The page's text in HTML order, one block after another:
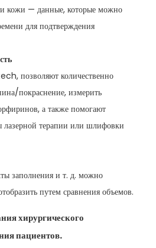
кожи — данные, которые можно
для подтверждения
позволяют количественно
покраснение, измерить
а также помогают
лазерной терапии или шлифовки
заполнения и т. д. можно
путем сравнения объемов.
хирургического
пациентов.